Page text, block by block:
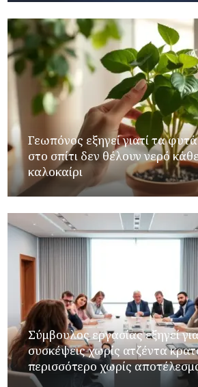
Γεωπόνος εξηγεί γιατί τα
στο σπίτι δεν θέλουν νερό
καλοκαίρι
Σύμβουλος εργασίας εξηγεί
συσκέψεις χωρίς ατζέντα
περισσότερο χωρίς